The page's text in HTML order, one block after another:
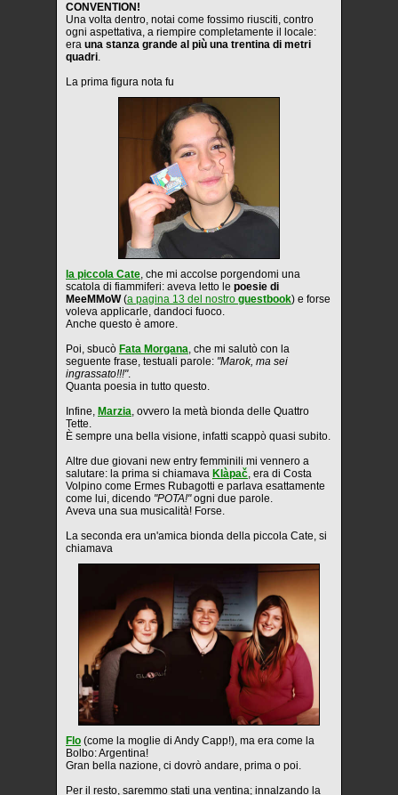
CONVENTION!
Una volta dentro, notai come fossimo riusciti, contro
ogni aspettativa, a riempire completamente il locale:
era una stanza grande al più una trentina di metri
quadri.
La prima figura nota fu
la piccola Cate, che mi accolse porgendomi una
scatola di fiammiferi: aveva letto le poesie di
MeeMMoW(a pagina 13 del nostro guestbook) e forse
voleva applicarle, dandoci fuoco.
Anche questo è amore.
Poi, sbucò Fata Morgana, che mi salutò con la
seguente frase, testuali parole: "Marok, ma sei
ingrassato!!!".
Quanta poesia in tutto questo.
Infine, Marzia, ovvero la metà bionda delle Quattro
Tette.
È sempre una bella visione, infatti scappò quasi subito.
Altre due giovani new entry femminili mi vennero a
salutare: la prima si chiamava Klàpač, era di Costa
Volpino come Ermes Rubagotti e parlava esattamente
come lui, dicendo "POTA!"ogni due parole.
Aveva una sua musicalità! Forse.
La seconda era un'amica bionda della piccola Cate, si
chiamava
Flo (come la moglie di Andy Capp!), ma era come la
Bolbo: Argentina!
Gran bella nazione, ci dovrò andare, prima o poi.
Per il resto, saremmo stati una ventina; innalzando la